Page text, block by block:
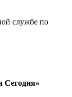
службе по
Сегодня»